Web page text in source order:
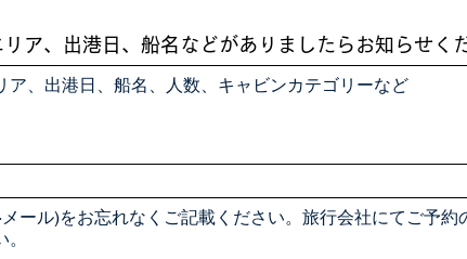
ア、出港日、船名などがありましたらお知らせく